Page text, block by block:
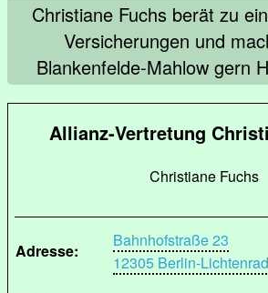
Christiane Fuchs berät zu
Versicherungen und
Blankenfelde-Mahlow gern
Allianz-Vertretung
Christiane Fuchs
Adresse:
Bahnhofstraße 23
12305 Berlin-